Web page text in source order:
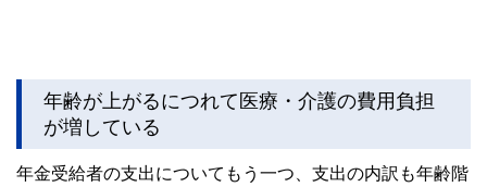
年齢が上がるにつれて医療・介護の費用負担
が増している
年金受給者の支出についてもう一つ、支出の内訳も年齢階